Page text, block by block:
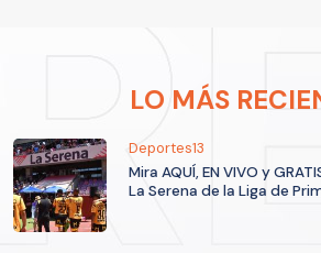
LO MÁS
Deportes13
Mira AQUÍ, EN VIVO y
La Serena de la Liga de